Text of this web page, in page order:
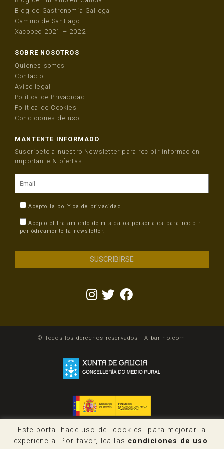
Blog de Gastronomía Gallega
Camino de Santiago
Xacobeo 2021 – 2022
SOBRE NOSOTROS
Quiénes somos
Contacto
Aviso legal
Política de Privacidad
Política de Cookies
Condiciones de uso
MANTENTE INFORMADO
Suscríbete a nuestro Newsletter para recibir información
importante & ofertas
Acepto la política de privacidad
Acepto el tratamiento de mis datos personales para recibir
periódicamente la newsletter.
© Todos los derechos reservados | Albariño.com
Este portal hace uso de "cookies" para mejorar la
experiencia. Por favor, lea las condiciones de uso.